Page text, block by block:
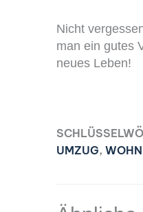
Nicht
man ein gutes
neues Leben!
UMZUG,